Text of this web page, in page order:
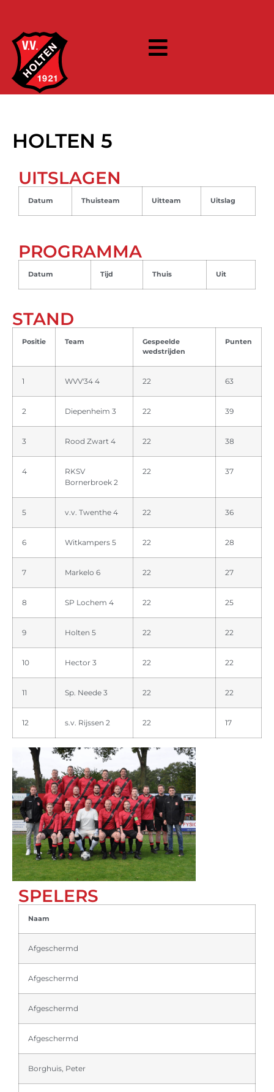
HOLTEN 5
UITSLAGEN
Datum Thuisteam Uitteam Uitslag
PROGRAMMA
Datum Tijd Thuis Uit
STAND
Positie Team
Gespeelde
wedstrijden
Punten
1 WVV'34 4 22 63
2 Diepenheim 3 22 39
3 Rood Zwart 4 22 38
4
RKSV
Bornerbroek 2
22 37
5 v.v. Twenthe 4 22 36
6 Witkampers 5 22 28
7 Markelo 6 22 27
8 SP Lochem 4 22 25
9 Holten 5 22 22
10 Hector 3 22 22
11 Sp. Neede 3 22 22
12 s.v. Rijssen 2 22 17
SPELERS
Naam
Afgeschermd
Afgeschermd
Afgeschermd
Afgeschermd
Borghuis, Peter